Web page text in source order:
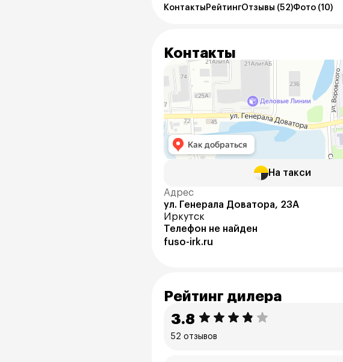
Контакты РейтингОтзывы (52)Фото (10)
Контакты
На такси
Адрес
ул. Генерала Доватора, 23А
Иркутск
Телефон не найден
fuso-irk.ru
Рейтинг дилера
3.8
52 отзывов